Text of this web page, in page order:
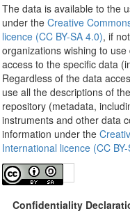
The data is available to the
under the Creative
licence (CC BY-SA 4.0), if
organizations wishing to
access to the specific data
Regardless of the data
use all the descriptions of
repository (metadata,
instruments and other data
information under the
International licence (CC
Confidentiality